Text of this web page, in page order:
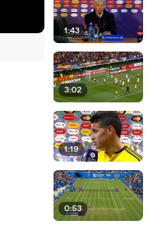
1:43
3:02
1:19
0:53